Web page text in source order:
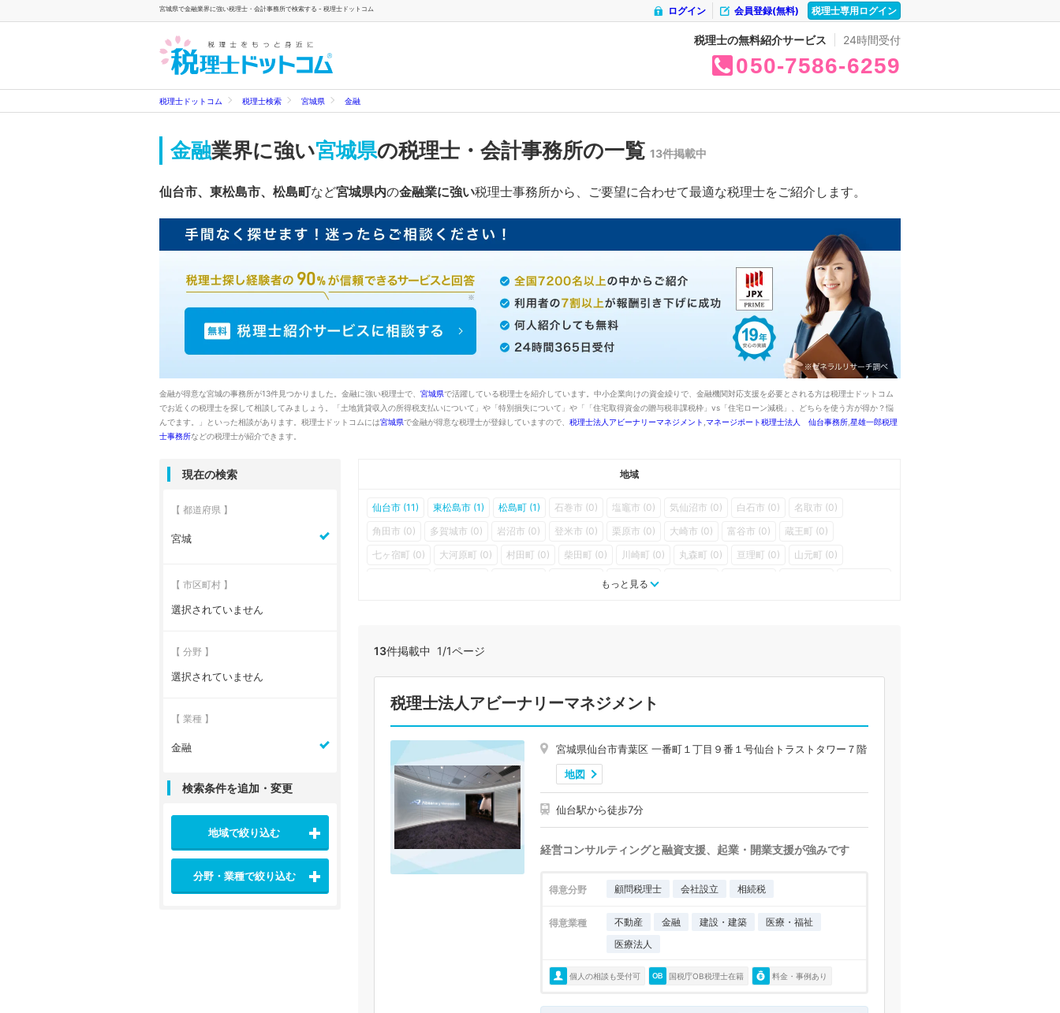
宮城県で金融業界に強い税理士・会計事務所で検索する - 税理士ドットコム 税理士専用ログイン
会員登録(無料)
ログイン
税理士の無料紹介サービス 24時間受付
050 7586 6259
税理士ドットコム 税理士検索 宮城県 金融
金融業界に強い宮城県の税理士・会計事務所の一覧 13件掲載中
仙台市、東松島市、松島町など宮城県内の金融業に強い税理士事務所から、ご要望に合わせて最適な税理士をご紹介します。
金融が得意な宮城の事務所が13件見つかりました。金融に強い税理士で、 宮城県で活躍している税理士を紹介しています。中小企業向けの資金繰りで、金融機関対応支援を必要とされる方は税理士ドットコム
でお近くの税理士を探して相談してみましょう。「土地賃貸収入の所得税支払いについて」や「特別損失について」や「「住宅取得資金の贈与税非課税枠」vs「住宅ローン減税」、どちらを使う方が得か？悩
んでます。」といった相談があります。税理士ドットコムには宮城県で金融が得意な税理士が登録していますので、 税理士法人アビーナリーマネジメント マネージポート税理士法人 仙台事務所 星雄一郎税理
士事務所などの税理士が紹介できます。
地域
仙台市 (11) 東松島市 (1) 松島町 (1) 石巻市 (0) 塩竈市 (0) 気仙沼市 (0) 白石市 (0)
名取市 (0)
角田市 (0)
多賀城市 (0) 岩沼市 (0) 登米市 (0) 栗原市 (0) 大崎市 (0) 富谷市 (0)
蔵王町 (0)
七ヶ宿町 (0)
大河原町 (0) 村田町 (0) 柴田町 (0) 川崎町 (0) 丸森町 (0) 亘理町 (0)
山元町 (0)
富谷町 (0)
もっと見る
13件掲載中 1/1ページ
税理士法人アビーナリーマネジメント
宮城県仙台市青葉区 一番町１丁目９番１号仙台トラストタワー７階
地図
仙台駅から徒歩7分
経営コンサルティングと融資支援、起業・開業支援が強みです
得意分野 顧問税理士 会社設立 相続税
得意業種 不動産 金融 建設・建築
医療・福祉
医療法人
個人の相談も受付可 国税庁OB税理士在籍 料金・事例あり
現在の検索
【 都道府県 】
宮城
【 市区町村 】
選択されていません
【 分野 】
選択されていません
【 業種 】
金融
検索条件を追加・変更
地域で絞り込む
分野・業種で絞り込む